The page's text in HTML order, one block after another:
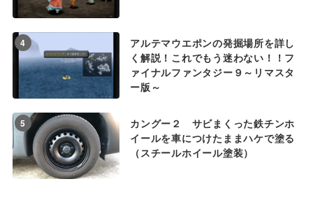
4
アルテマウエポンの発掘場所を詳し
く解説！これでもう迷わない！！フ
ァイナルファンタジー９～リマスタ
ー版～
5
カングー２ サビまくった鉄チンホ
イールを車につけたままハケで塗る
（スチールホイール塗装）